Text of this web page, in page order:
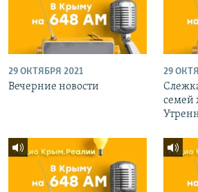
29 ОКТЯБРЯ 2021
Вечерние новости
29
семей